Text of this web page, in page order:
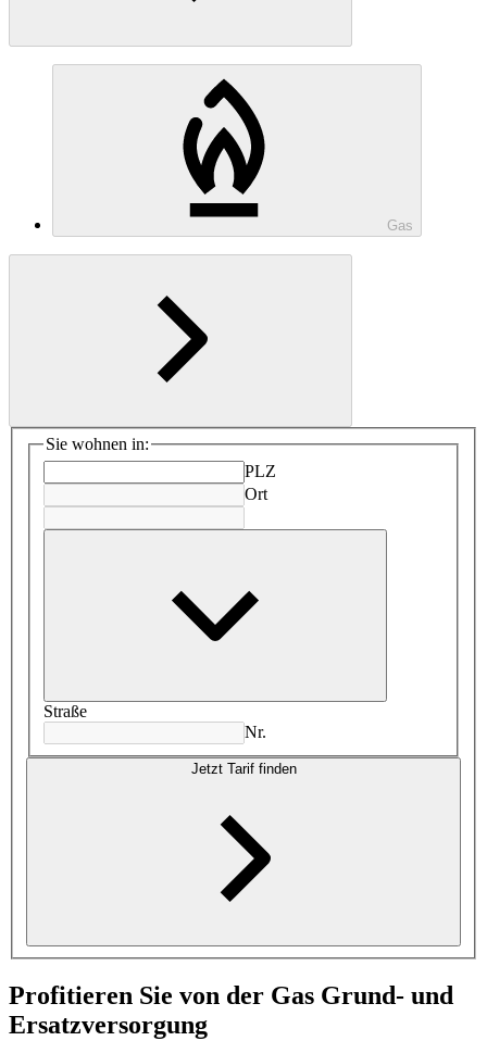
Gas
Sie wohnen in:
PLZ
Ort
Straße
Nr.
Jetzt Tarif finden
Profitieren Sie von der Gas Grund- und
Ersatzversorgung